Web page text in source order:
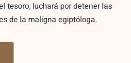
tesoro, luchará por detener las
de la maligna egiptóloga.